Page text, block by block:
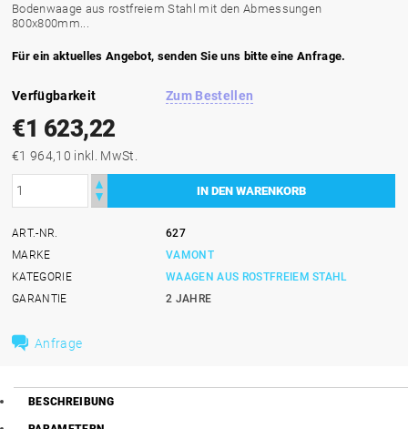
Bodenwaage aus rostfreiem Stahl mit den Abmessungen
800x800mm...
Für ein aktuelles Angebot, senden Sie uns bitte eine Anfrage.
Verfügbarkeit Zum Bestellen
€1 623,22
€1 964,10 inkl. MwSt.
ART.-NR.
627
MARKE
VAMONT
KATEGORIE
WAAGEN AUS ROSTFREIEM STAHL
GARANTIE
2 JAHRE
Anfrage
BESCHREIBUNG